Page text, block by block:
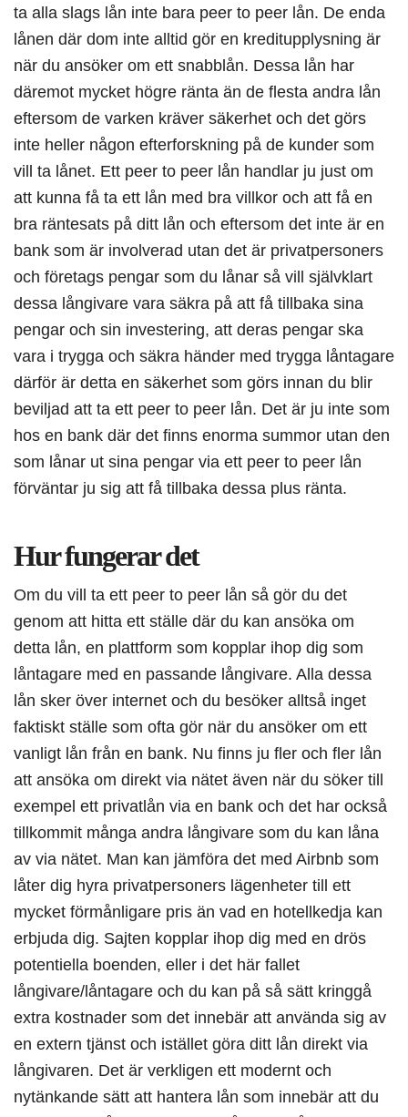
ta alla slags lån inte bara peer to peer lån. De enda
lånen där dom inte alltid gör en kreditupplysning är
när du ansöker om ett snabblån. Dessa lån har
däremot mycket högre ränta än de flesta andra lån
eftersom de varken kräver säkerhet och det görs
inte heller någon efterforskning på de kunder som
vill ta lånet. Ett peer to peer lån handlar ju just om
att kunna få ta ett lån med bra villkor och att få en
bra räntesats på ditt lån och eftersom det inte är en
bank som är involverad utan det är privatpersoners
och företags pengar som du lånar så vill självklart
dessa långivare vara säkra på att få tillbaka sina
pengar och sin investering, att deras pengar ska
vara i trygga och säkra händer med trygga låntagare
därför är detta en säkerhet som görs innan du blir
beviljad att ta ett peer to peer lån. Det är ju inte som
hos en bank där det finns enorma summor utan den
som lånar ut sina pengar via ett peer to peer lån
förväntar ju sig att få tillbaka dessa plus ränta.
Hur fungerar det
Om du vill ta ett peer to peer lån så gör du det
genom att hitta ett ställe där du kan ansöka om
detta lån, en plattform som kopplar ihop dig som
låntagare med en passande långivare. Alla dessa
lån sker över internet och du besöker alltså inget
faktiskt ställe som ofta gör när du ansöker om ett
vanligt lån från en bank. Nu finns ju fler och fler lån
att ansöka om direkt via nätet även när du söker till
exempel ett privatlån via en bank och det har också
tillkommit många andra långivare som du kan låna
av via nätet. Man kan jämföra det med Airbnb som
låter dig hyra privatpersoners lägenheter till ett
mycket förmånligare pris än vad en hotellkedja kan
erbjuda dig. Sajten kopplar ihop dig med en drös
potentiella boenden, eller i det här fallet
långivare/låntagare och du kan på så sätt kringgå
extra kostnader som det innebär att använda sig av
en extern tjänst och istället göra ditt lån direkt via
långivaren. Det är verkligen ett modernt och
nytänkande sätt att hantera lån som innebär att du